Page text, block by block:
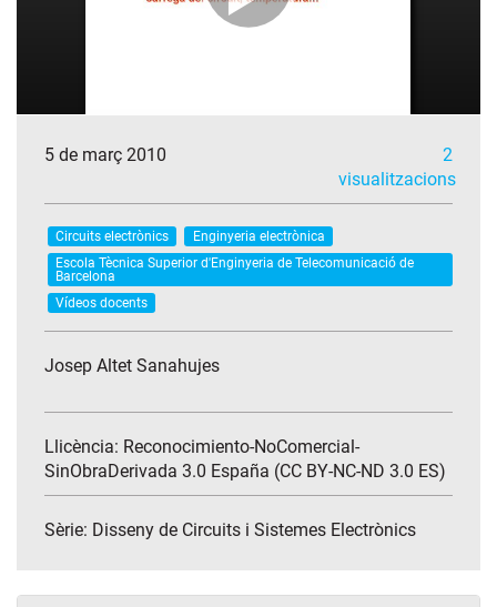
5 de març 2010
2
visualitzacions
Circuits electrònics
Enginyeria electrònica
Escola Tècnica Superior d'Enginyeria de Telecomunicació de
Barcelona
Vídeos docents
Josep Altet Sanahujes
Llicència: Reconocimiento-NoComercial-
SinObraDerivada 3.0 España (CC BY-NC-ND 3.0 ES)
Sèrie: Disseny de Circuits i Sistemes Electrònics